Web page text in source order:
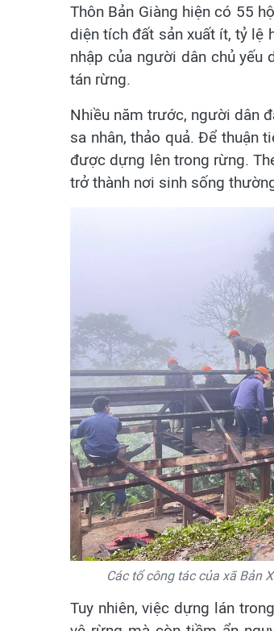
Thôn Bản Giàng hiện có 55
diện tích đất sản xuất ít, tỷ lệ
nhập của người dân chủ yếu
tán rừng.
Nhiều năm trước, người dân
sa nhân, thảo quả. Để thuận
được dựng lên trong rừng.
trở thành nơi sinh sống
Các tổ công tác của xã Bản
Tuy nhiên, việc dựng lán